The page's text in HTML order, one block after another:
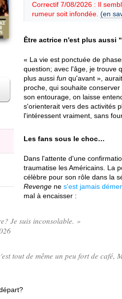
Correctif 7/08/2026 : Il
rumeur soit infondée. (en
Être actrice n'est plus aussi
« La vie est ponctuée de
question; avec l'âge, je trouve
plus aussi fun qu'avant »,
proche, qui souhaite
son entourage, on laisse
s'orienterait vers des activités
l'intéressent vraiment, sans
Les fans sous le choc…
Dans l'attente d'une
traumatise les Américains. La
célèbre pour son rôle dans la
Revenge ne s'est jamais
mal à encaisser :
Je suis inconsolable. »
tout de même un peu fort de